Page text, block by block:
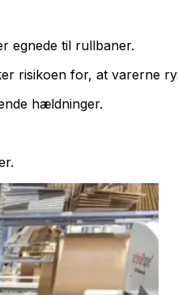
egnede til rullbaner.
risikoen for, at varerne
hældninger.